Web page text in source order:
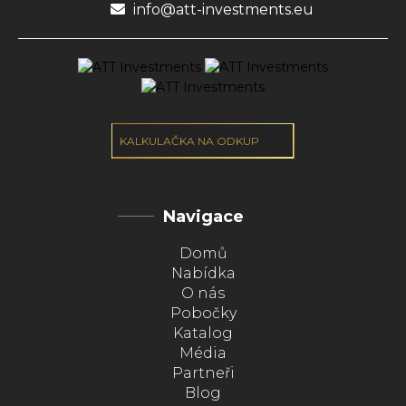
info@att-investments.eu
KALKULAČKA NA ODKUP
Navigace
Domů
Nabídka
O nás
Pobočky
Katalog
Média
Partneři
Blog